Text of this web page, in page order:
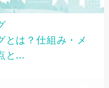
とは？仕組み・メ
と...